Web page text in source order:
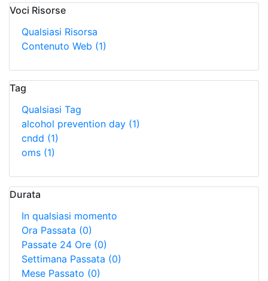
Voci Risorse
Qualsiasi Risorsa
Contenuto Web (1)
Tag
Qualsiasi Tag
alcohol prevention day (1)
cndd (1)
oms (1)
Durata
In qualsiasi momento
Ora Passata (0)
Passate 24 Ore (0)
Settimana Passata (0)
Mese Passato (0)